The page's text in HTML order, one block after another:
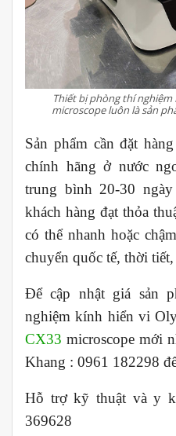
Thiết bị phòng thí nghiệm
microscope luôn là sản
Sản phẩm cần đặt
chính hãng ở nước
trung bình 20-30
khách hàng đạt thỏa
có thể nhanh hoặc
chuyển quốc tế, thời tiết,
Để cập nhật giá sản
nghiệm kính hiển vi
CX33 microscope mới
Khang : 0961 182298
Hỗ trợ kỹ thuật và y
369628